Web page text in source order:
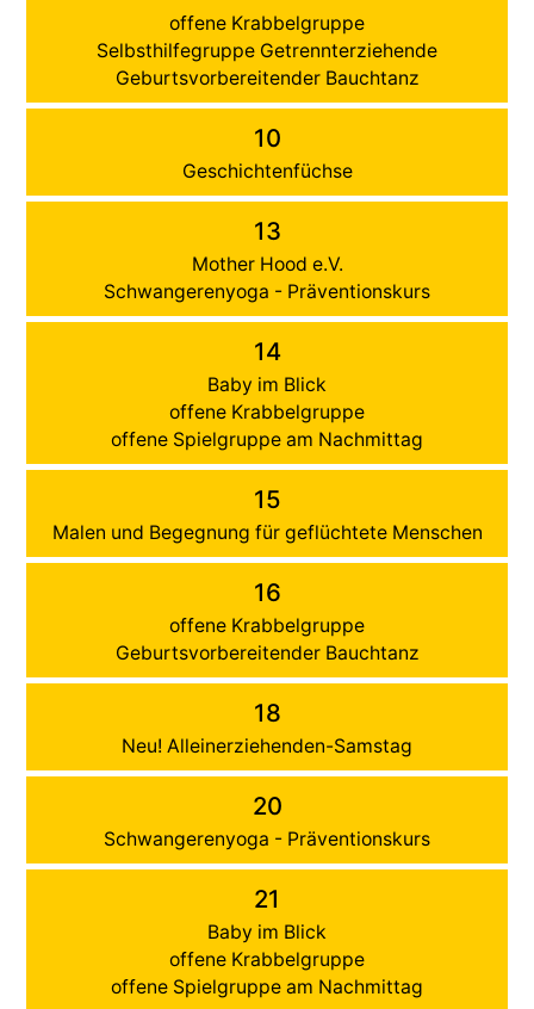
offene Krabbelgruppe
Selbsthilfegruppe Getrennterziehende
Geburtsvorbereitender Bauchtanz
10
Geschichtenfüchse
13
Mother Hood e.V.
Schwangerenyoga - Präventionskurs
14
Baby im Blick
offene Krabbelgruppe
offene Spielgruppe am Nachmittag
15
Malen und Begegnung für geflüchtete Menschen
16
offene Krabbelgruppe
Geburtsvorbereitender Bauchtanz
18
Neu! Alleinerziehenden-Samstag
20
Schwangerenyoga - Präventionskurs
21
Baby im Blick
offene Krabbelgruppe
offene Spielgruppe am Nachmittag